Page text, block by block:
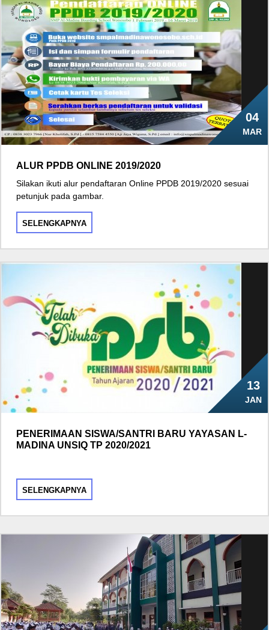
04
MAR
ALUR PPDB ONLINE 2019/2020
Silakan ikuti alur pendaftaran Online PPDB 2019/2020 sesuai
petunjuk pada gambar.
SELENGKAPNYA
13
JAN
PENERIMAAN SISWA/SANTRI BARU YAYASAN L-
MADINA UNSIQ TP 2020/2021
SELENGKAPNYA